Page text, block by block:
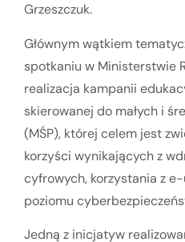
Grzeszczuk.
Głównym wątkiem
spotkaniu w Ministerstwie
realizacja kampanii
skierowanej do małych i
(MŚP), której celem jest
korzyści wynikających z
cyfrowych, korzystania z
poziomu
Jedną z inicjatyw